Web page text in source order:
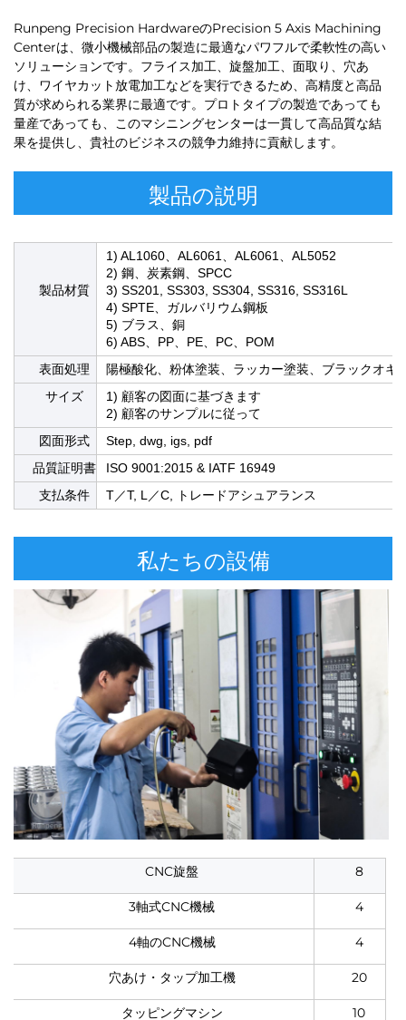
Runpeng Precision HardwareのPrecision 5 Axis Machining
Centerは、微小機械部品の製造に最適なパワフルで柔軟性の高い
ソリューションです。フライス加工、旋盤加工、面取り、穴あ
け、ワイヤカット放電加工などを実行できるため、高精度と高品
質が求められる業界に最適です。プロトタイプの製造であっても
量産であっても、このマシニングセンターは一貫して高品質な結
果を提供し、貴社のビジネスの競争力維持に貢献します。
製品の説明
製品材質
1) AL1060、AL6061、AL6061、AL5052
2) 鋼、炭素鋼、SPCC
3) SS201, SS303, SS304, SS316, SS316L
4) SPTE、ガルバリウム鋼板
5) ブラス、銅
6) ABS、PP、PE、PC、POM
表面処理
陽極酸化、粉体塗装、ラッカー塗装、ブラックオ
サイズ
1) 顧客の図面に基づきます
2) 顧客のサンプルに従って
図面形式
Step, dwg, igs, pdf
品質証明書
ISO 9001:2015 & IATF 16949
支払条件
T／T, L／C, トレードアシュアランス
私たちの設備
CNC旋盤 8
3軸式CNC機械 4
4軸のCNC機械 4
穴あけ・タップ加工機 20
タッピングマシン 10